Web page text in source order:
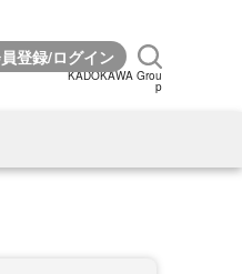
KADOKAWA Grou
p